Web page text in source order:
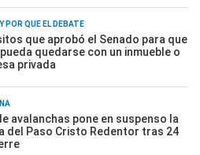
POR QUÉ EL DEBATE
que aprobó el Senado para que
quedarse con un inmueble o
privada
avalanchas pone en suspenso la
del Paso Cristo Redentor tras 24